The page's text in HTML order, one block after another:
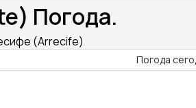
Погода.
(Arrecife)
Погода